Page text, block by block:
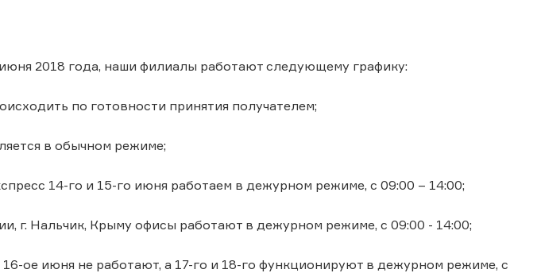
2018 года, наши филиалы работают следующему графику:
по готовности принятия получателем;
в обычном режиме;
14-го и 15-го июня работаем в дежурном режиме, с 09:00 – 14:00;
г. Нальчик, Крыму офисы работают в дежурном режиме, с 09:00 - 14:00;
ое июня не работают, а 17-го и 18-го функционируют в дежурном режиме, с